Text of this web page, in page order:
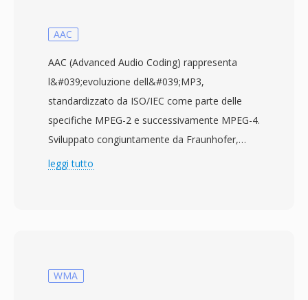
AAC
AAC (Advanced Audio Coding) rappresenta
l&#039;evoluzione dell&#039;MP3,
standardizzato da ISO/IEC come parte delle
specifiche MPEG-2 e successivamente MPEG-4.
Sviluppato congiuntamente da Fraunhofer,
Dolby, Sony, Nokia e AT&amp;T, AAC offre una
combinata con modellazione psicoacustica
leggi tutto
WMA